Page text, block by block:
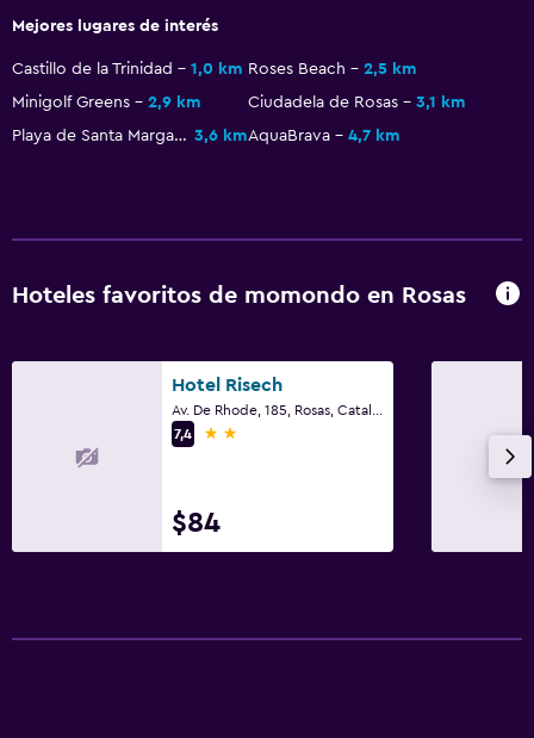
Servicios y facilidades
Instalaciones para reuniones
Servicio de habitaciones
Mostrador de información turística
Acceso con tarjeta
Recepción 24 horas
Mejores lugares de interés
Castillo de la Trinidad 1,0 km Roses Beach
2,5 km
Minigolf Greens
2,9 km Ciudadela de Rosas
3,1 km
Playa de Santa Margarida 3,6 kmAquaBrava 4,7 km
Hoteles favoritos de momondo en Rosas
Hotel Risech
7,4
2 estrellas
$84